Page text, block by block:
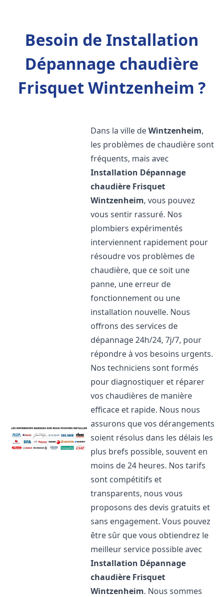
Besoin de Installation
Dépannage chaudière
Frisquet Wintzenheim ?
Dans la ville deWintzenheim,
les problèmes de chaudière sont
fréquents, mais avec
Installation Dépannage
chaudière Frisquet
Wintzenheim, vous pouvez
vous sentir rassuré. Nos
plombiers expérimentés
interviennent rapidement pour
résoudre vos problèmes de
chaudière, que ce soit une
panne, une erreur de
fonctionnement ou une
installation nouvelle. Nous
offrons des services de
dépannage 24h/24, 7j/7, pour
répondre à vos besoins urgents.
Nos techniciens sont formés
pour diagnostiquer et réparer
vos chaudières de manière
efficace et rapide. Nous nous
assurons que vos dérangements
soient résolus dans les délais les
plus brefs possible, souvent en
moins de 24 heures. Nos tarifs
sont compétitifs et
transparents, nous vous
proposons des devis gratuits et
sans engagement. Vous pouvez
être sûr que vous obtiendrez le
meilleur service possible avec
Installation Dépannage
chaudière Frisquet
Wintzenheim. Nous sommes